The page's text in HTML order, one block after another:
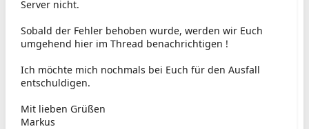
Server nicht.
Sobald der Fehler behoben wurde, werden wir Euch
umgehend hier im Thread benachrichtigen !
Ich möchte mich nochmals bei Euch für den Ausfall
entschuldigen.
Mit lieben Grüßen
Markus